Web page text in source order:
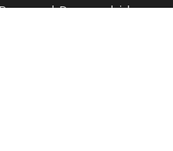
Desenvolvido por